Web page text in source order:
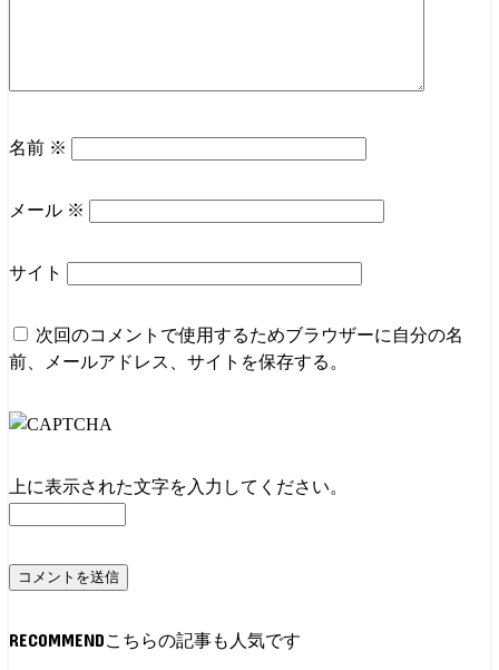
名前 ※
メール ※
サイト
次回のコメントで使用するためブラウザーに自分の名
前、メールアドレス、サイトを保存する。
上に表示された文字を入力してください。
RECOMMEND